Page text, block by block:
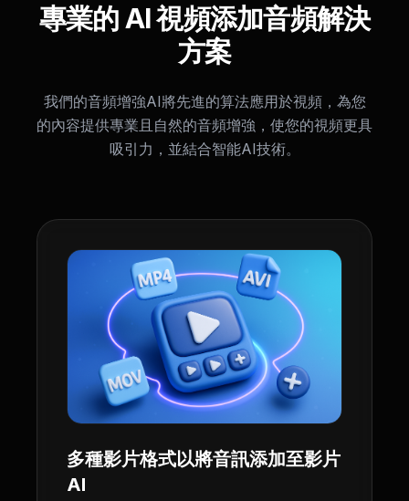
專業的 AI 視頻添加音頻解決
方案
我們的音頻增強AI將先進的算法應用於視頻，為您
的內容提供專業且自然的音頻增強，使您的視頻更具
吸引力，並結合智能AI技術。
多種影片格式以將音訊添加至影片
AI